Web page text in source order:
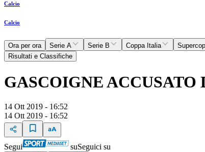
Calcio
Calcio
Ora per ora Serie A Serie B Coppa Italia
Risultati e Classifiche
GASCOIGNE ACCUSATO
14 Ott 2019 - 16:52
14 Ott 2019 - 16:52
Segui suSeguici su